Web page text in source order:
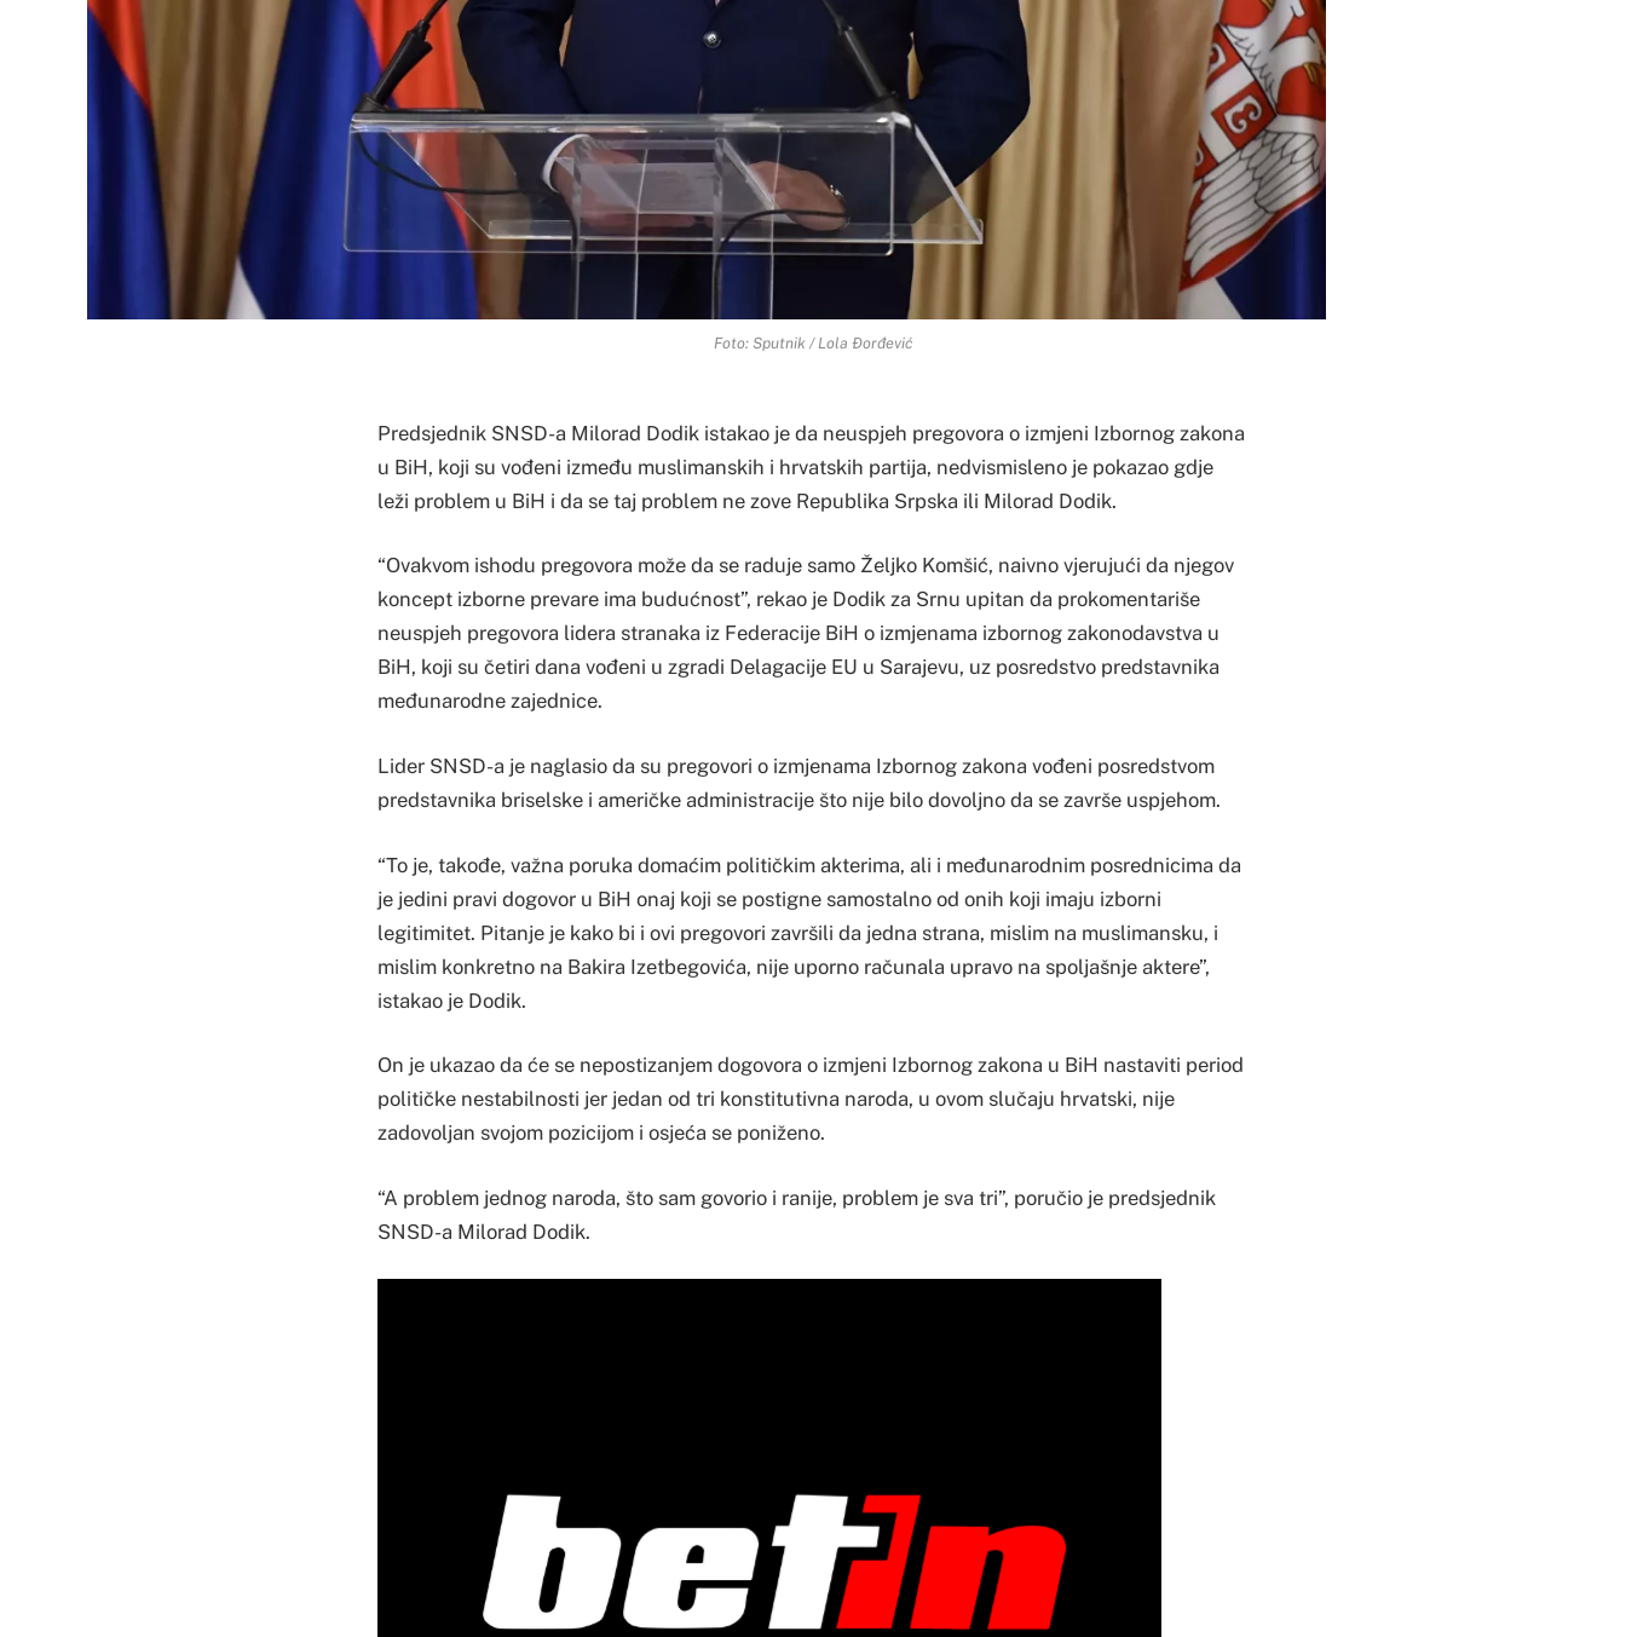
Foto: Sputnik / Lola Đorđević
Predsjednik SNSD-a Milorad Dodik istakao je da neuspjeh pregovora o izmjeni Izbornog zakona
u BiH, koji su vođeni između muslimanskih i hrvatskih partija, nedvismisleno je pokazao gdje
leži problem u BiH i da se taj problem ne zove Republika Srpska ili Milorad Dodik.
“Ovakvom ishodu pregovora može da se raduje samo Željko Komšić, naivno vjerujući da njegov
koncept izborne prevare ima budućnost”, rekao je Dodik za Srnu upitan da prokomentariše
neuspjeh pregovora lidera stranaka iz Federacije BiH o izmjenama izbornog zakonodavstva u
BiH, koji su četiri dana vođeni u zgradi Delagacije EU u Sarajevu, uz posredstvo predstavnika
međunarodne zajednice.
Lider SNSD-a je naglasio da su pregovori o izmjenama Izbornog zakona vođeni posredstvom
predstavnika briselske i američke administracije što nije bilo dovoljno da se završe uspjehom.
“To je, takođe, važna poruka domaćim političkim akterima, ali i međunarodnim posrednicima da
je jedini pravi dogovor u BiH onaj koji se postigne samostalno od onih koji imaju izborni
legitimitet. Pitanje je kako bi i ovi pregovori završili da jedna strana, mislim na muslimansku, i
mislim konkretno na Bakira Izetbegovića, nije uporno računala upravo na spoljašnje aktere”,
istakao je Dodik.
On je ukazao da će se nepostizanjem dogovora o izmjeni Izbornog zakona u BiH nastaviti period
političke nestabilnosti jer jedan od tri konstitutivna naroda, u ovom slučaju hrvatski, nije
zadovoljan svojom pozicijom i osjeća se poniženo.
“A problem jednog naroda, što sam govorio i ranije, problem je sva tri”, poručio je predsjednik
SNSD-a Milorad Dodik.